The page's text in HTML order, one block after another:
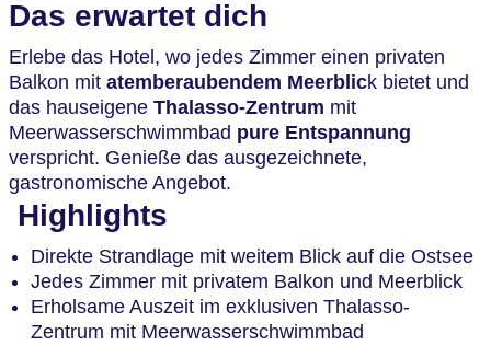
Das erwartet dich
Erlebe das Hotel, wo jedes Zimmer einen privaten
Balkon mit atemberaubendem Meerblick bietet und
das hauseigene Thalasso-Zentrum mit
Meerwasserschwimmbad pure Entspannung
verspricht. Genieße das ausgezeichnete,
gastronomische Angebot.
Highlights
Direkte Strandlage mit weitem Blick auf die Ostsee
Jedes Zimmer mit privatem Balkon und Meerblick
Erholsame Auszeit im exklusiven Thalasso-
Zentrum mit Meerwasserschwimmbad